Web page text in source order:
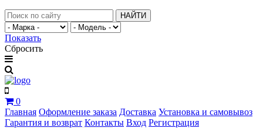
НАЙТИ
Показать
Сбросить
0
Главная Оформление заказа Доставка Установка и самовывоз
Гарантия и возврат Контакты Вход Регистрация